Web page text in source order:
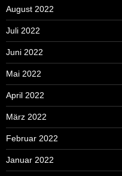
August 2022
Juli 2022
Juni 2022
Mai 2022
April 2022
März 2022
Februar 2022
Januar 2022